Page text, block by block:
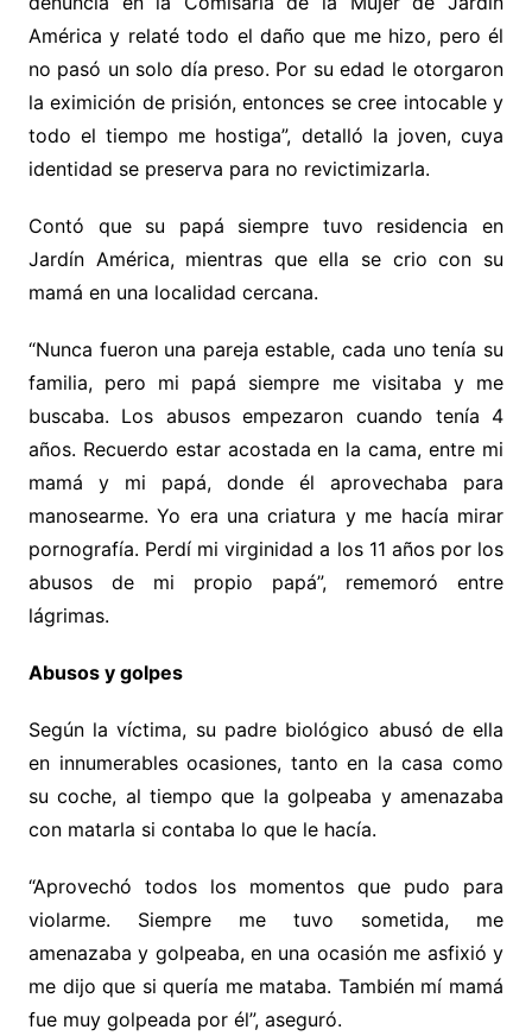
América y relaté todo el daño que me hizo, pero él
no pasó un solo día preso. Por su edad le otorgaron
la eximición de prisión, entonces se cree intocable y
todo el tiempo me hostiga”, detalló la joven, cuya
identidad se preserva para no revictimizarla.
Contó que su papá siempre tuvo residencia en
Jardín América, mientras que ella se crio con su
mamá en una localidad cercana.
“Nunca fueron una pareja estable, cada uno tenía su
familia, pero mi papá siempre me visitaba y me
buscaba. Los abusos empezaron cuando tenía 4
años. Recuerdo estar acostada en la cama, entre mi
mamá y mi papá, donde él aprovechaba para
manosearme. Yo era una criatura y me hacía mirar
pornografía. Perdí mi virginidad a los 11 años por los
abusos de mi propio papá”, rememoró entre
lágrimas.
Abusos y golpes
Según la víctima, su padre biológico abusó de ella
en innumerables ocasiones, tanto en la casa como
su coche, al tiempo que la golpeaba y amenazaba
con matarla si contaba lo que le hacía.
“Aprovechó todos los momentos que pudo para
violarme. Siempre me tuvo sometida, me
amenazaba y golpeaba, en una ocasión me asfixió y
me dijo que si quería me mataba. También mí mamá
fue muy golpeada por él”, aseguró.